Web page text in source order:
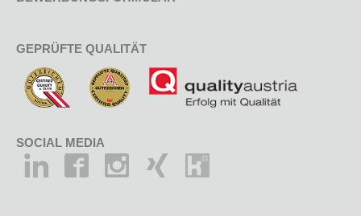
GEPRÜFTE QUALITÄT
SOCIAL MEDIA